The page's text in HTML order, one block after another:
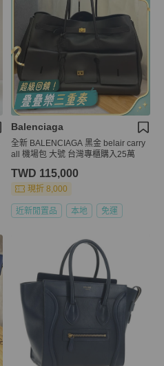
Balenciaga
全新 BALENCIAGA 黑金 belair carry
all 機場包 大號 台灣專櫃購入25萬
TWD 115,000
現折 8,000
近新閒置品 本地 免運